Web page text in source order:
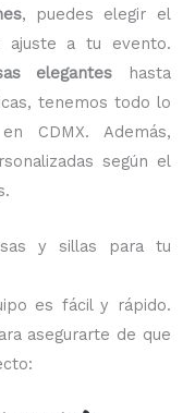
, puedes elegir el
ajuste a tu evento.
elegantes hasta
tenemos todo lo
CDMX. Además,
según el
y sillas para tu
es fácil y rápido.
asegurarte de que